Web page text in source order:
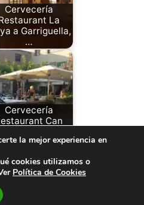
Cervecería
La
a Garriguella,
…
Cervecería
Can
-
Política de Cookies
la mejor experiencia en
cookies utilizamos o
Política de Cookies